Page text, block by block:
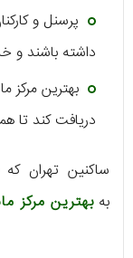
پرسنل و
داشته باشند و
بهترین مرکز
دریافت کند تا
ساکنین تهران
به بهترین مرکز